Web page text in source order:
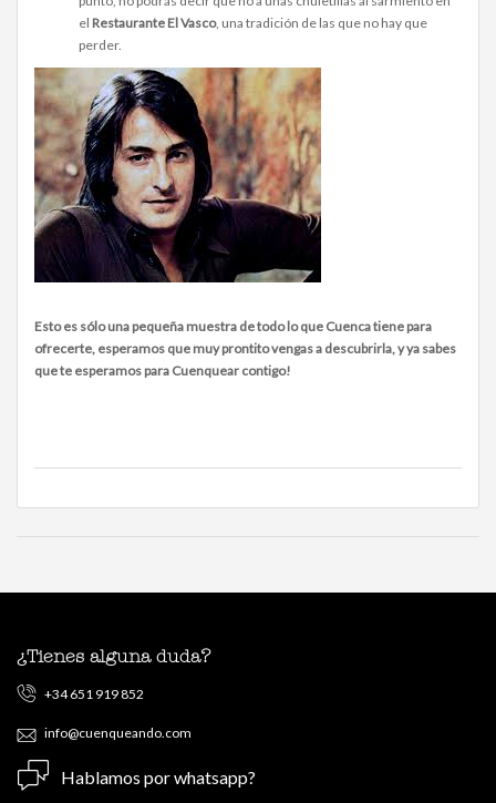
el Restaurante El Vasco, una tradición de las que no hay que
perder.
Esto es sólo una pequeña muestra de todo lo que Cuenca tiene para
ofrecerte, esperamos que muy prontito vengas a descubrirla, y ya sabes
que te esperamos para Cuenquear contigo!
¿Tienes alguna duda?
+34 651 919 852
info@cuenqueando.com
Hablamos por whatsapp?